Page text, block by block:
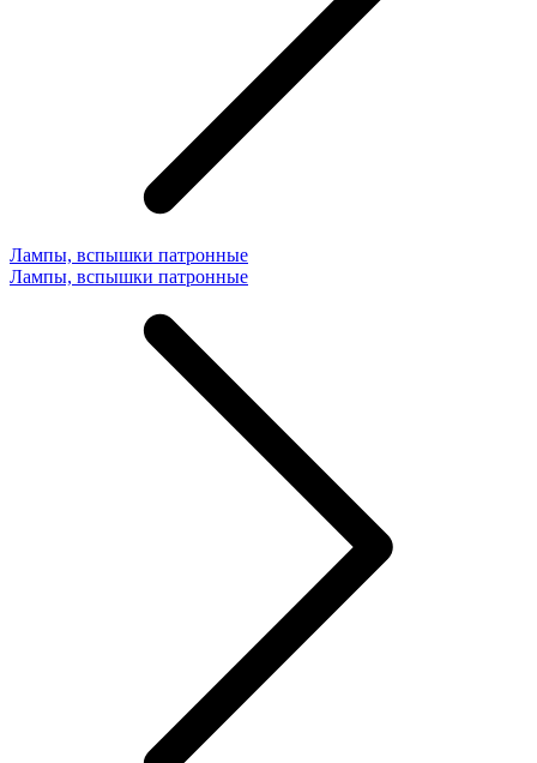
Лампы, вспышки патронные
Лампы, вспышки патронные